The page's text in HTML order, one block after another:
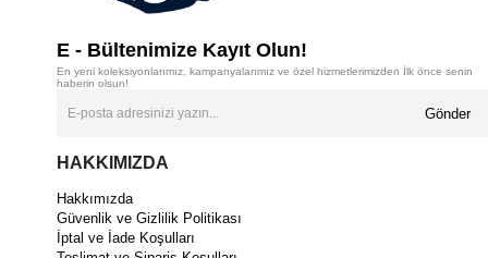
E - Bültenimize Kayıt Olun!
En yeni koleksiyonlarımız, kampanyalarımız ve özel hizmetlerimizden İlk önce senin
haberin olsun!
Gönder
HAKKIMIZDA
Hakkımızda
Güvenlik ve Gizlilik Politikası
İptal ve İade Koşulları